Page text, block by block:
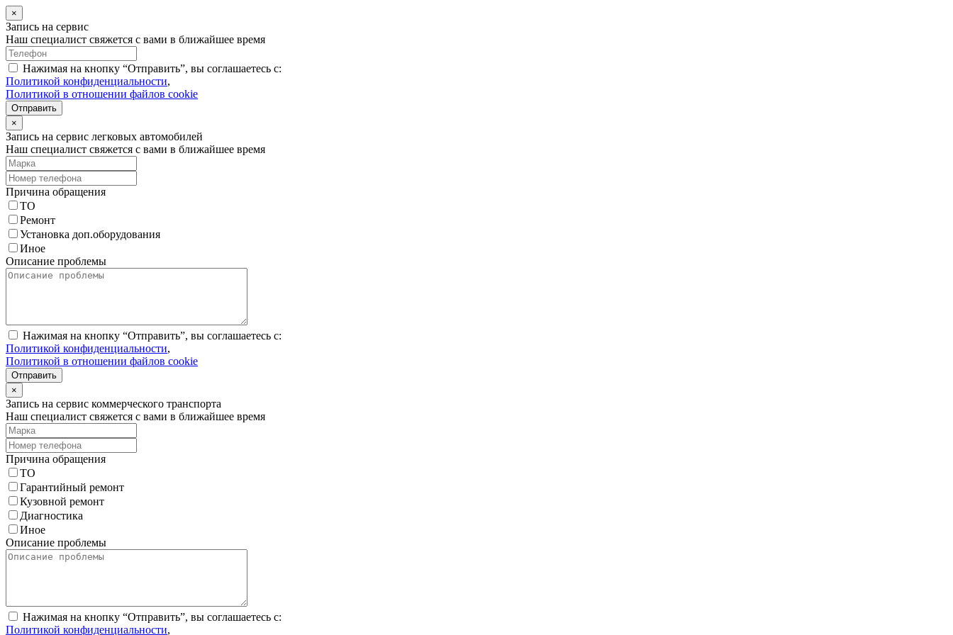
×
Запись на сервис
Наш специалист свяжется с вами в ближайшее время
Нажимая на кнопку “Отправить”, вы соглашаетесь с:
Политикой конфиденциальности,
Политикой в отношении файлов cookie
Отправить
×
Запись на сервис легковых автомобилей
Наш специалист свяжется с вами в ближайшее время
Причина обращения
ТО
Ремонт
Установка доп.оборудования
Иное
Описание проблемы
Нажимая на кнопку “Отправить”, вы соглашаетесь с:
Политикой конфиденциальности,
Политикой в отношении файлов cookie
Отправить
×
Запись на сервис коммерческого транспорта
Наш специалист свяжется с вами в ближайшее время
Причина обращения
ТО
Гарантийный ремонт
Кузовной ремонт
Диагностика
Иное
Описание проблемы
Нажимая на кнопку “Отправить”, вы соглашаетесь с:
Политикой конфиденциальности,